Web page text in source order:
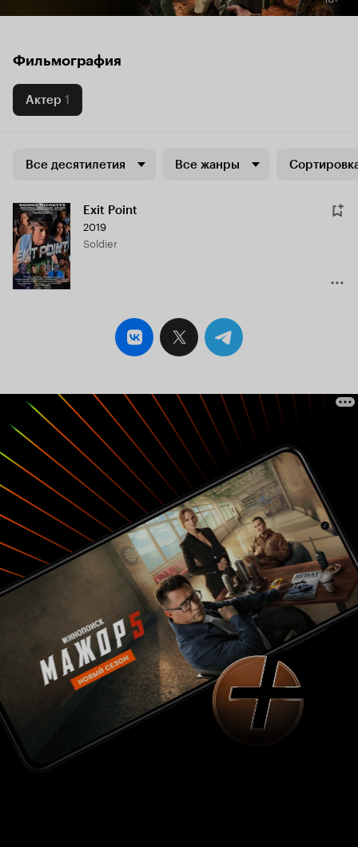
Фильмография
Актер 1
Все десятилетия Все жанры
Exit Point
2019
Soldier